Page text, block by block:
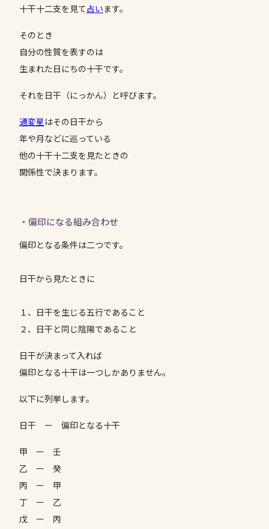
十干十二支を見て占います。
そのとき
自分の性質を表すのは
生まれた日にちの十干です。
それを日干（にっかん）と呼びます。
通変星 はその日干から
年や月などに巡っている
他の十干十二支を見たときの
関係性で決まります。
・偏印になる組み合わせ
偏印となる条件は二つです。
日干から見たときに
１、日干を生じる五行であること
２、日干と同じ陰陽であること
日干が決まって入れば
偏印となる十干は一つしかありません。
以下に列挙します。
日干 ー 偏印となる十干
甲 ー 壬
乙 ー 癸
丙 ー 甲
丁 ー 乙
戊 ー 丙